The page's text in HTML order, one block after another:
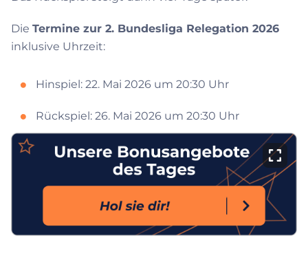
Die Termine zur 2. Bundesliga Relegation 2026
inklusive Uhrzeit:
Hinspiel: 22. Mai 2026 um 20:30 Uhr
Rückspiel: 26. Mai 2026 um 20:30 Uhr